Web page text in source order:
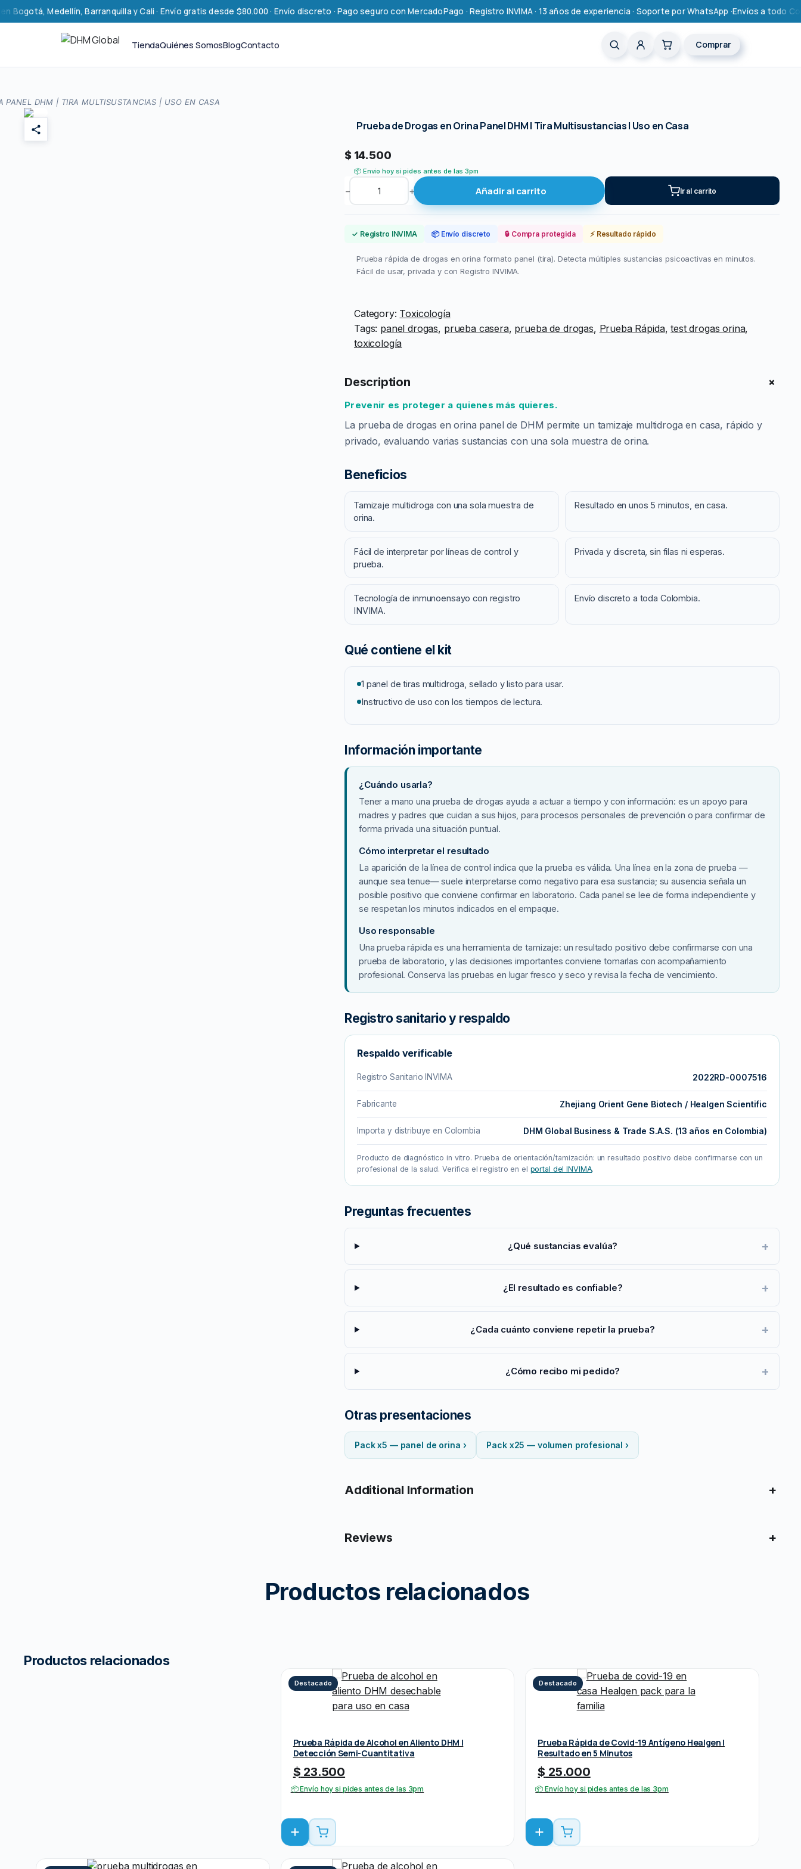
Saltar
al
Medellín, Barranquilla y Cali · Envío gratis desde $80.000 · Envío discreto · Pago seguro con MercadoPago · Registro INVIMA · 13 años de experiencia · Soporte por WhatsApp ·Envíos a todo
TiendaQuiénes SomosBlogContacto Comprar
PANEL DHM | TIRA MULTISUSTANCIAS | USO EN CASA
Prueba de Drogas en Orina Panel DHM | Tira Multisustancias | Uso en Casa
$ 14.500
📦 Envío hoy si pides antes de las 3pm
u
s
n
O
r
a
P
n
e
H
i
l
s
n
a
− + Añadir al carrito Ir al carrito
✓ Registro INVIMA 📦 Envío discreto 🔒 Compra protegida ⚡ Resultado rápido
Prueba rápida de drogas en orina formato panel (tira). Detecta múltiples sustancias psicoactivas en minutos.
Fácil de usar, privada y con Registro INVIMA.
Category: Toxicología
Tags: panel drogas, prueba casera, prueba de drogas, Prueba Rápida, test drogas orina
toxicología
Description +
Prevenir es proteger a quienes más quieres.
La prueba de drogas en orina panel de DHM permite un tamizaje multidroga en casa, rápido y
privado, evaluando varias sustancias con una sola muestra de orina.
Beneficios
Tamizaje multidroga con una sola muestra de
orina.
Resultado en unos 5 minutos, en casa.
Fácil de interpretar por líneas de control y
prueba.
Privada y discreta, sin filas ni esperas.
Tecnología de inmunoensayo con registro
INVIMA.
Envío discreto a toda Colombia.
Qué contiene el kit
1 panel de tiras multidroga, sellado y listo para usar.
Instructivo de uso con los tiempos de lectura.
Información importante
¿Cuándo usarla?
Tener a mano una prueba de drogas ayuda a actuar a tiempo y con información: es un apoyo para
madres y padres que cuidan a sus hijos, para procesos personales de prevención o para confirmar de
forma privada una situación puntual.
Cómo interpretar el resultado
La aparición de la línea de control indica que la prueba es válida. Una línea en la zona de prueba —
aunque sea tenue— suele interpretarse como negativo para esa sustancia; su ausencia señala un
posible positivo que conviene confirmar en laboratorio. Cada panel se lee de forma independiente y
se respetan los minutos indicados en el empaque.
Uso responsable
Una prueba rápida es una herramienta de tamizaje: un resultado positivo debe confirmarse con una
prueba de laboratorio, y las decisiones importantes conviene tomarlas con acompañamiento
profesional. Conserva las pruebas en lugar fresco y seco y revisa la fecha de vencimiento.
Registro sanitario y respaldo
Respaldo verificable
Registro Sanitario INVIMA 2022RD-0007516
Fabricante Zhejiang Orient Gene Biotech / Healgen Scientific
Importa y distribuye en Colombia DHM Global Business & Trade S.A.S. (13 años en Colombia)
Producto de diagnóstico in vitro. Prueba de orientación/tamización: un resultado positivo debe confirmarse con un
profesional de la salud. Verifica el registro en el portal del INVIMA.
Preguntas frecuentes
¿Qué sustancias evalúa? +
¿El resultado es confiable? +
¿Cada cuánto conviene repetir la prueba? +
¿Cómo recibo mi pedido? +
Otras presentaciones
Pack x5 — panel de orina › Pack x25 — volumen profesional ›
Additional Information +
Reviews +
Productos relacionados
Productos relacionados
Prueba Rápida de Alcohol en Aliento DHM |
Detección Semi-Cuantitativa
$ 23.500
📦 Envío hoy si pides antes de las 3pm
Destacado
Prueba Rápida de Covid-19 Antígeno Healgen |
Resultado en 5 Minutos
$ 25.000
📦 Envío hoy si pides antes de las 3pm
Destacado